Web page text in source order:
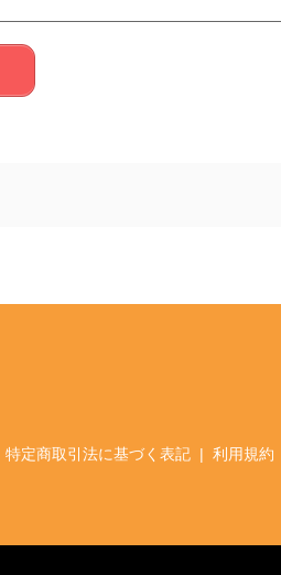
特定商取引法に基づく表記 利用規約